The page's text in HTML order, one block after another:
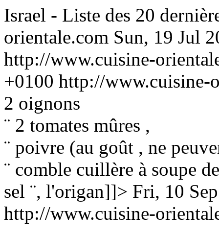
Israel - Liste des 20
orientale.com Sun, 19 Jul
http://www.cuisine-
+0100 http://www.cuisine-
2 oignons
¨ 2 tomates mûres ,
¨ poivre (au goût , ne
¨ comble cuillère à soupe
sel ¨, l'origan]]> Fri, 10
http://www.cuisine-